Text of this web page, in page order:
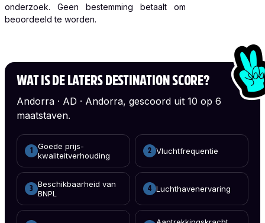
onderzoek. Geen bestemming betaalt om
beoordeeld te worden.
WAT IS DE LATERS DESTINATION SCORE?
Andorra · AD · Andorra, gescoord uit 10 op 6
maatstaven.
1
Goede prijs-
kwaliteitverhouding
2 Vluchtfrequentie
3
Beschikbaarheid van
BNPL
4 Luchthavenervaring